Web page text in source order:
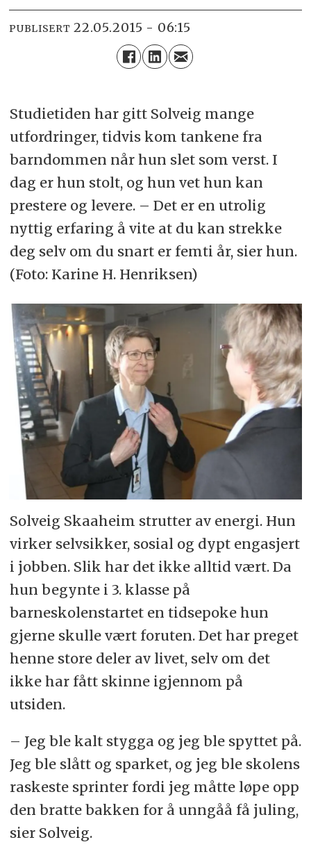
PUBLISERT 22.05.2015 - 06:15
Studietiden har gitt Solveig mange
utfordringer, tidvis kom tankene fra
barndommen når hun slet som verst. I
dag er hun stolt, og hun vet hun kan
prestere og levere. – Det er en utrolig
nyttig erfaring å vite at du kan strekke
deg selv om du snart er femti år, sier hun.
(Foto: Karine H. Henriksen)
Solveig Skaaheim strutter av energi. Hun
virker selvsikker, sosial og dypt engasjert
i jobben. Slik har det ikke alltid vært. Da
hun begynte i 3. klasse på
barneskolenstartet en tidsepoke hun
gjerne skulle vært foruten. Det har preget
henne store deler av livet, selv om det
ikke har fått skinne igjennom på
utsiden.
– Jeg ble kalt stygga og jeg ble spyttet på.
Jeg ble slått og sparket, og jeg ble skolens
raskeste sprinter fordi jeg måtte løpe opp
den bratte bakken for å unngåå få juling,
sier Solveig.